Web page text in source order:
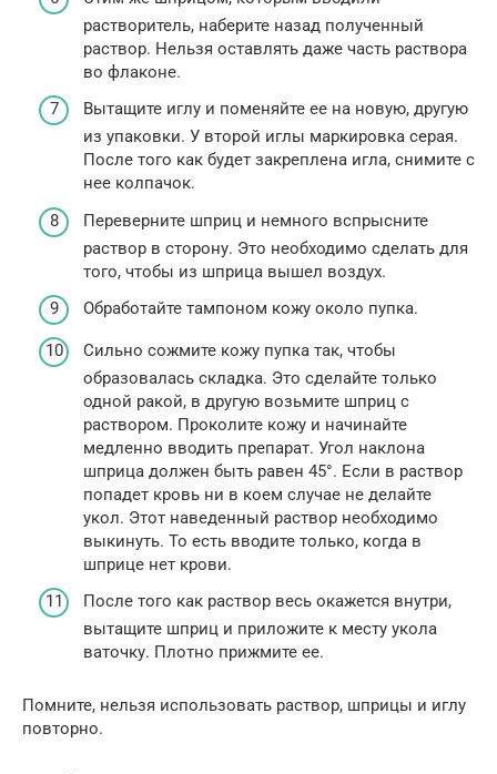
растворитель, наберите назад полученный
раствор. Нельзя оставлять даже часть раствора
во флаконе.
Вытащите иглу и поменяйте ее на новую, другую
из упаковки. У второй иглы маркировка серая.
После того как будет закреплена игла, снимите с
нее колпачок.
Переверните шприц и немного вспрысните
раствор в сторону. Это необходимо сделать для
того, чтобы из шприца вышел воздух.
Обработайте тампоном кожу около пупка.
Сильно сожмите кожу пупка так, чтобы
образовалась складка. Это сделайте только
одной ракой, в другую возьмите шприц с
раствором. Проколите кожу и начинайте
медленно вводить препарат. Угол наклона
шприца должен быть равен 45°. Если в раствор
попадет кровь ни в коем случае не делайте
укол. Этот наведенный раствор необходимо
выкинуть. То есть вводите только, когда в
шприце нет крови.
После того как раствор весь окажется внутри,
вытащите шприц и приложите к месту укола
ваточку. Плотно прижмите ее.
Помните, нельзя использовать раствор, шприцы и иглу
повторно.